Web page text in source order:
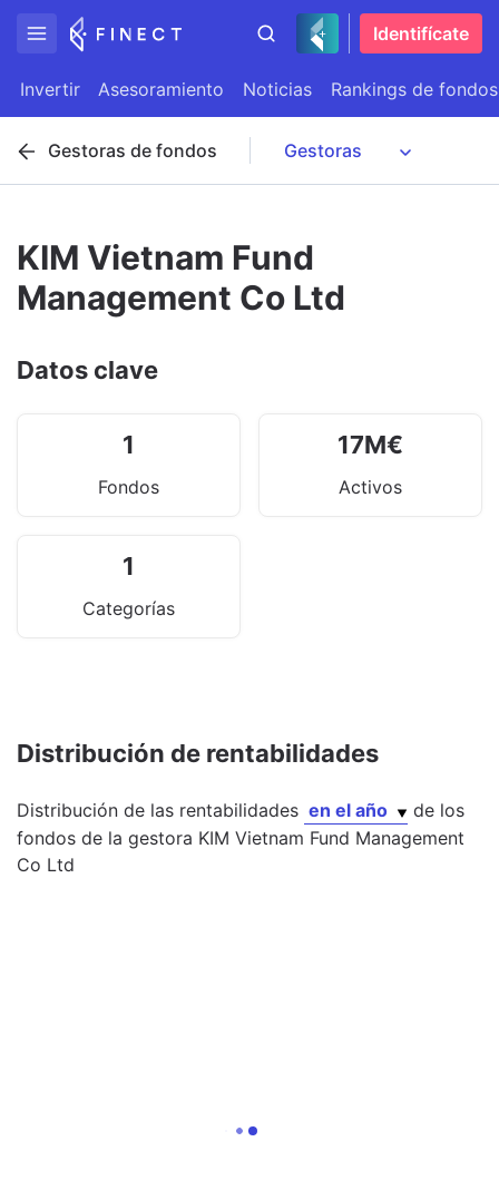
Identifícate
Invertir Asesoramiento Noticias Rankings de fondos
Gestoras de fondos
KIM Vietnam Fund
Management Co Ltd
Datos clave
1
Fondos
17M€
Activos
1
Categorías
Distribución de rentabilidades
Distribución de las rentabilidades en el año
de los
fondos de la gestora KIM Vietnam Fund Management
Co Ltd